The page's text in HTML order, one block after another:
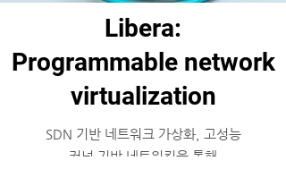
Libera:
Programmable network
virtualization
SDN 기반 네트워크 가상화, 고성능
커널 기반 네트워킹을 통해